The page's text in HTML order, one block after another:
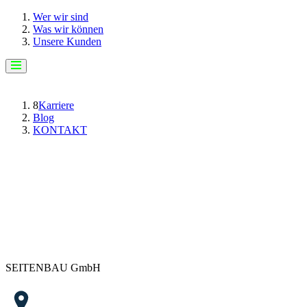
Wer wir sind
Was wir können
Unsere Kunden
8Karriere
Blog
KONTAKT
SEITENBAU GmbH